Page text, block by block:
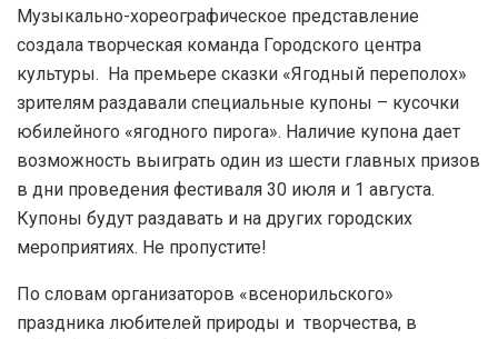
Музыкально-хореографическое представление
создала творческая команда Городского центра
культуры. На премьере сказки «Ягодный переполох»
зрителям раздавали специальные купоны – кусочки
юбилейного «ягодного пирога». Наличие купона дает
возможность выиграть один из шести главных призов
в дни проведения фестиваля 30 июля и 1 августа.
Купоны будут раздавать и на других городских
мероприятиях. Не пропустите!
По словам организаторов «всенорильского»
праздника любителей природы и творчества, в